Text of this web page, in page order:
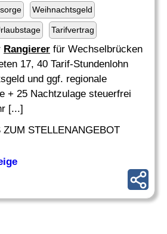
Weihnachtsgeld
Tarifvertrag
Rangierer für Wechselbrücken
17, 40 Tarif-Stundenlohn
und ggf. regionale
+ 25 Nachtzulage steuerfrei
[...]
ZUM STELLENANGEBOT